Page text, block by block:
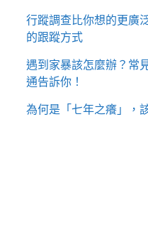
行蹤調查比你想的更廣
的跟蹤方式
遇到家暴該怎麼辦？常
通告訴你！
為何是「七年之癢」，